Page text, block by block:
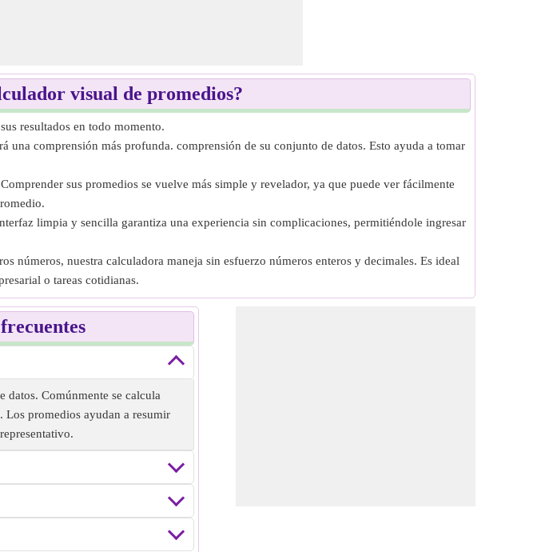
visual de promedios?
resultados en todo momento.
una comprensión más profunda. comprensión de su conjunto de datos. Esto ayuda a tomar
sus promedios se vuelve más simple y revelador, ya que puede ver fácilmente
limpia y sencilla garantiza una experiencia sin complicaciones, permitiéndole ingresar
números, nuestra calculadora maneja sin esfuerzo números enteros y decimales. Es ideal
o tareas cotidianas.
Comúnmente se calcula
promedios ayudan a resumir